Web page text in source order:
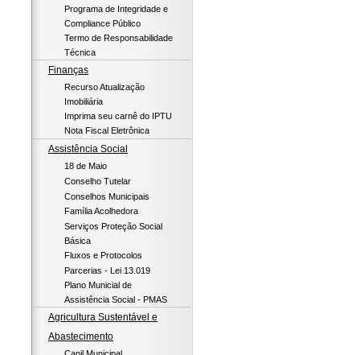
Programa de Integridade e
Compliance Público
Termo de Responsabilidade
Técnica
Finanças
Recurso Atualização
Imobiliária
Imprima seu carnê do IPTU
Nota Fiscal Eletrônica
Assistência Social
18 de Maio
Conselho Tutelar
Conselhos Municipais
Família Acolhedora
Serviços Proteção Social
Básica
Fluxos e Protocolos
Parcerias - Lei 13.019
Plano Municial de
Assistência Social - PMAS
Agricultura Sustentável e
Abastecimento